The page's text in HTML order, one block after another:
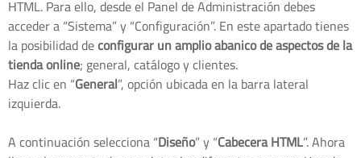
HTML. Para ello, desde el Panel de Administración debes
acceder a “Sistema” y “Configuración”. En este apartado tienes
la posibilidad deconfigurar un amplio abanico de aspectos de la
tienda online; general, catálogo y clientes.
Haz clic en “General”, opción ubicada en la barra lateral
izquierda.
A continuación selecciona “Diseño” y “Cabecera HTML”. Ahora